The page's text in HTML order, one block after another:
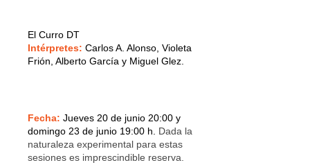
El Curro DT
Intérpretes: Carlos A. Alonso, Violeta
Frión, Alberto García y Miguel Glez.
Fecha: Jueves 20 de junio 20:00 y
domingo 23 de junio 19:00 h. Dada la
naturaleza experimental para estas
sesiones es imprescindible reserva.